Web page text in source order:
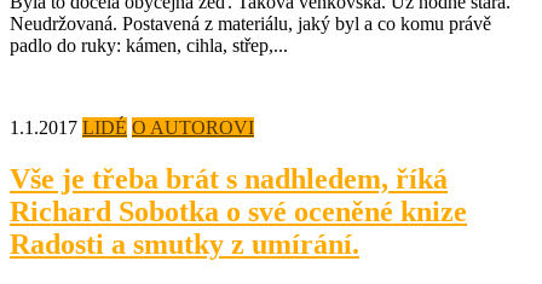
Neudržovaná. Postavená z materiálu, jaký byl a co komu právě
padlo do ruky: kámen, cihla, střep,...
1.1.2017 LIDÉ O AUTOROVI
Vše je třeba brát s nadhledem, říká
Richard Sobotka o své oceněné knize
Radosti a smutky z umírání.